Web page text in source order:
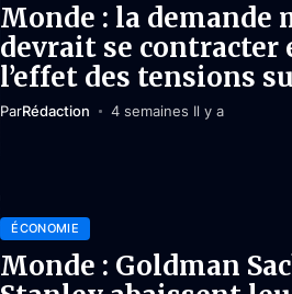
Monde : la demande
devrait se contracter
l’effet des tensions
ParRédaction 4 semaines Il y a
ÉCONOMIE
Monde : Goldman